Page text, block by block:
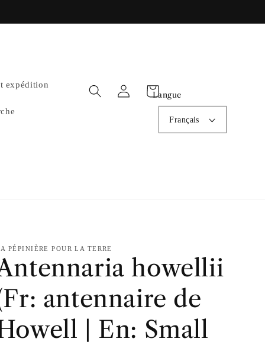
expédition
Connexion PanierLangue
Français
PÉPINIÈRE POUR LA TERRE
howellii
antennaire de
| En: Small